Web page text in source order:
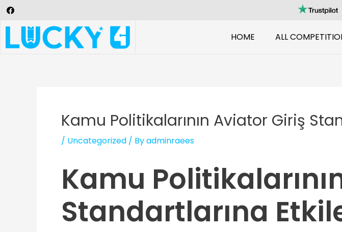
HOME ALL
Kamu Politikalarının Aviator Giriş
/ Uncategorized / Byadminraees
Kamu
Standartlarına